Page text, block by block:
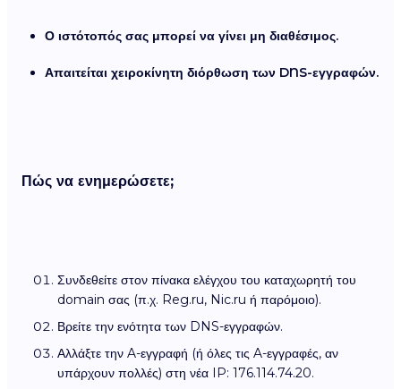
Ο ιστότοπός σας μπορεί να γίνει μη διαθέσιμος.
Απαιτείται χειροκίνητη διόρθωση των DNS-εγγραφών.
Πώς να ενημερώσετε;
Συνδεθείτε στον πίνακα ελέγχου του καταχωρητή του
domain σας (π.χ. Reg.ru, Nic.ru ή παρόμοιο).
Βρείτε την ενότητα των DNS-εγγραφών.
Αλλάξτε την A-εγγραφή (ή όλες τις A-εγγραφές, αν
υπάρχουν πολλές) στη νέα IP: 176.114.74.20.